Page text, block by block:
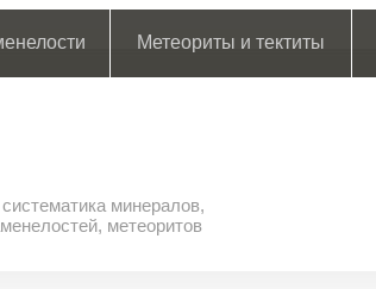
Метеориты и тектиты
минералов,
метеоритов